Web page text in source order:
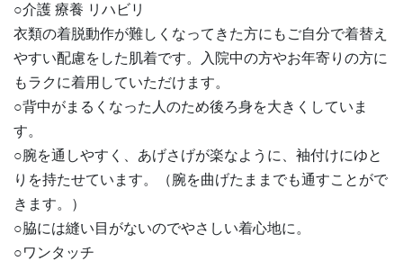
○介護 療養 リハビリ
衣類の着脱動作が難しくなってきた方にもご自分で着替え
やすい配慮をした肌着です。入院中の方やお年寄りの方に
もラクに着用していただけます。
○背中がまるくなった人のため後ろ身を大きくしていま
す。
○腕を通しやすく、あげさげが楽なように、袖付けにゆと
りを持たせています。（腕を曲げたままでも通すことがで
きます。）
○脇には縫い目がないのでやさしい着心地に。
○ワンタッチ